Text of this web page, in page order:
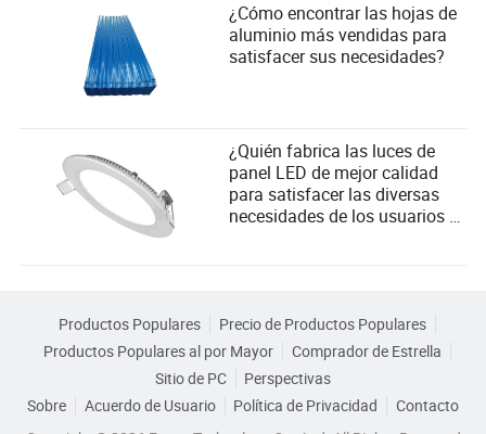
¿Cómo encontrar las hojas de
aluminio más vendidas para
satisfacer sus necesidades?
¿Quién fabrica las luces de
panel LED de mejor calidad
para satisfacer las diversas
necesidades de los usuarios y
proveedores?
Productos Populares
Precio de Productos Populares
Productos Populares al por Mayor
Comprador de Estrella
Sitio de PC
Perspectivas
Sobre
Acuerdo de Usuario Política de Privacidad
Contacto